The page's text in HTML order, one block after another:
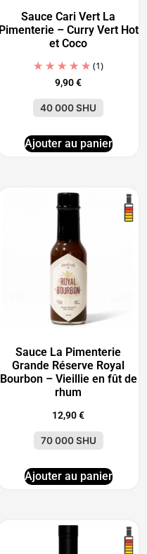
Sauce Cari Vert La
Pimenterie – Curry Vert Hot
et Coco
(1)
9,90€
40 000 SHU
Ajouter au panier
Sauce La Pimenterie
Grande Réserve Royal
Bourbon – Vieillie en fût de
rhum
12,90€
70 000 SHU
Ajouter au panier